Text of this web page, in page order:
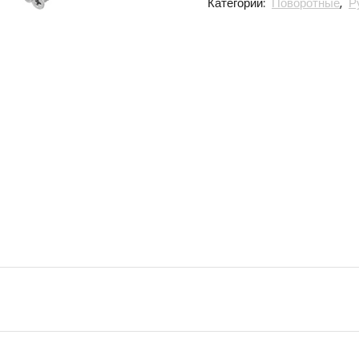
Категории: Поворотные,